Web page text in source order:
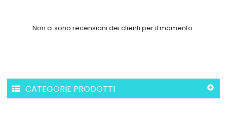
Non ci sono recensioni dei clienti per il momento.
CATEGORIE PRODOTTI 